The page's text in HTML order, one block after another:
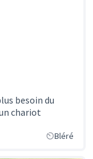
besoin du
chariot
Bléré